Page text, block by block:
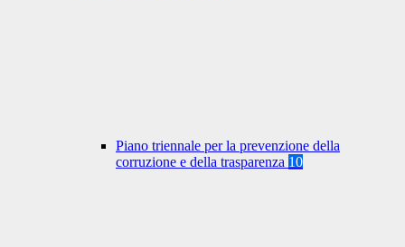
Piano triennale per la prevenzione della
corruzione e della trasparenza 10